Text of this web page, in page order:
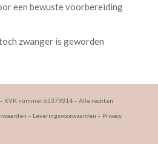
een bewuste voorbereiding
zwanger is geworden
KVK nummer 65379314 – Alle rechten
– Leveringsvoorwaarden – Privacy